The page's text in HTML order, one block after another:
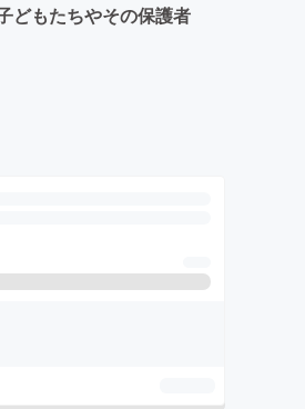
どもたちやその保護者